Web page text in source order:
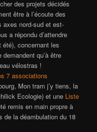
des projets décidés
être à l’écoute des
nord-sud et est-
a répondu d’attendre
concernant les
qu’à être
vélostras !
7 associations
Mon tram j’y tiens, la
Ecologie) et une Liste
remis en main propre à
de la déambulation du 18